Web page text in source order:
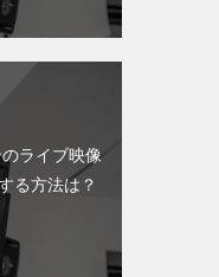
ライブ映像
る方法は？